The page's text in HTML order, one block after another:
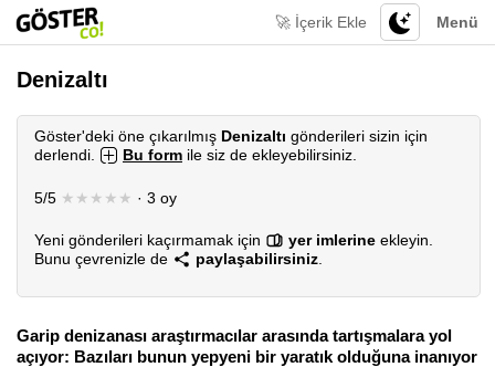
Menü
🚀 İçerik Ekle
Denizaltı
Göster'deki öne çıkarılmış Denizaltı gönderileri sizin için
derlendi.
Bu form ile siz de ekleyebilirsiniz.
5/5 ★★★★★ · 3 oy
Yeni gönderileri kaçırmamak için yer imlerine ekleyin.
Bunu çevrenizle de
paylaşabilirsiniz
Garip denizanası araştırmacılar arasında tartışmalara yol
açıyor: Bazıları bunun yepyeni bir yaratık olduğuna inanıyor